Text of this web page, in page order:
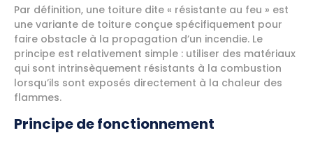
Par définition, une toiture dite « résistante au feu » est
une variante de toiture conçue spécifiquement pour
faire obstacle à la propagation d’un incendie. Le
principe est relativement simple : utiliser des matériaux
qui sont intrinsèquement résistants à la combustion
lorsqu’ils sont exposés directement à la chaleur des
flammes.
Principe de fonctionnement